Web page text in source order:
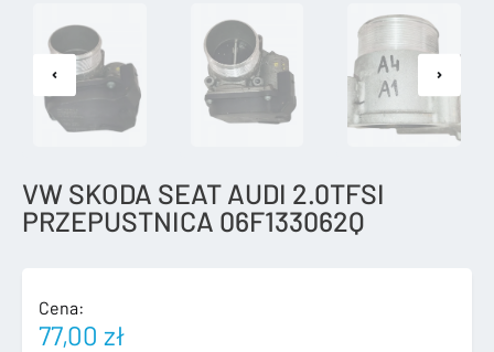
VW SKODA SEAT AUDI 2.0TFSI
PRZEPUSTNICA 06F133062Q
Cena:
77,00 zł